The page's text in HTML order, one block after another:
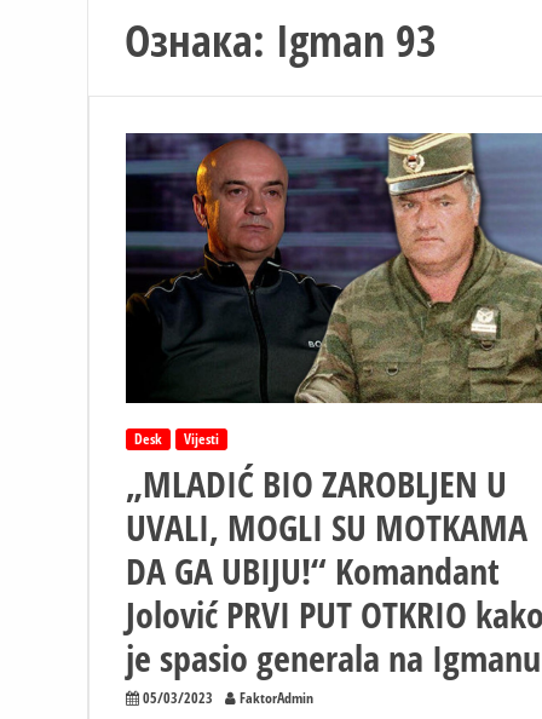
Ознака: Igman 93
Desk Vijesti
„MLADIĆ BIO ZAROBLJEN U
UVALI, MOGLI SU MOTKAMA
DA GA UBIJU!“ Komandant
Jolović PRVI PUT OTKRIO kako
je spasio generala na Igmanu
05/03/2023 FaktorAdmin